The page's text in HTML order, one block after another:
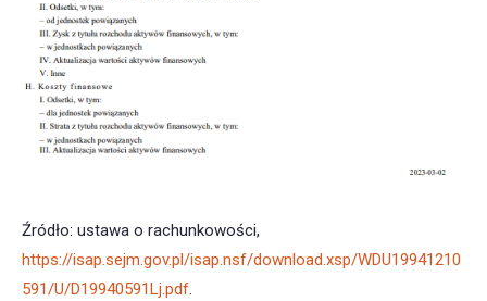
Źródło: ustawa o rachunkowości,
https://isap.sejm.gov.pl/isap.nsf/download.xsp/WDU19941210
591/U/D19940591Lj.pdf.